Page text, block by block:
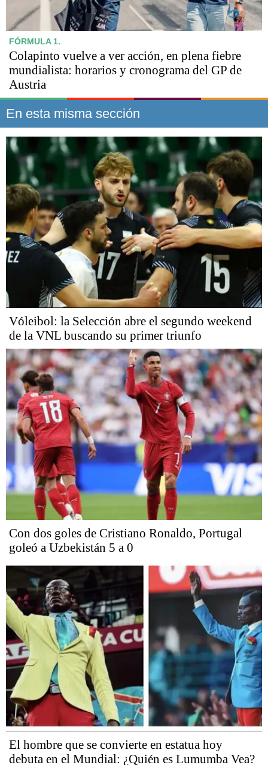
FÓRMULA 1.
Colapinto vuelve a ver acción, en plena fiebre
mundialista: horarios y cronograma del GP de
Austria
En esta misma sección
Vóleibol: la Selección abre el segundo weekend
de la VNL buscando su primer triunfo
Con dos goles de Cristiano Ronaldo, Portugal
goleó a Uzbekistán 5 a 0
El hombre que se convierte en estatua hoy
debuta en el Mundial: ¿Quién es Lumumba Vea?